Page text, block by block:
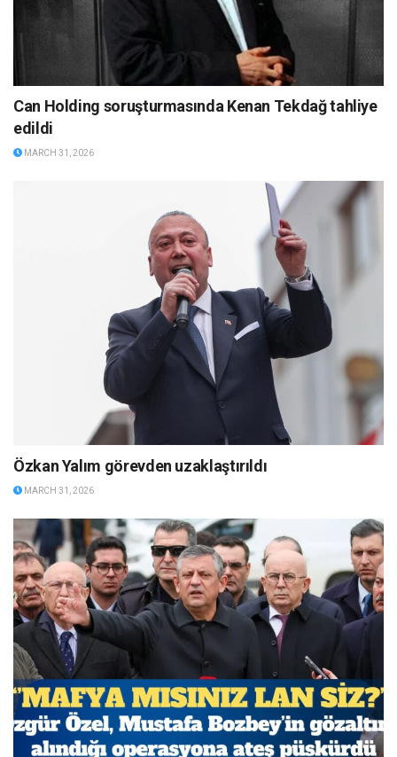
Can Holding soruşturmasında Kenan Tekdağ tahliye
edildi
MARCH 31, 2026
Özkan Yalım görevden uzaklaştırıldı
MARCH 31, 2026